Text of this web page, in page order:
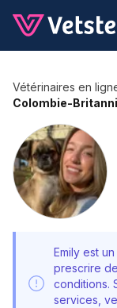
Vétérinaires en
Colombie-
Emily est un
prescrire
conditions.
services,